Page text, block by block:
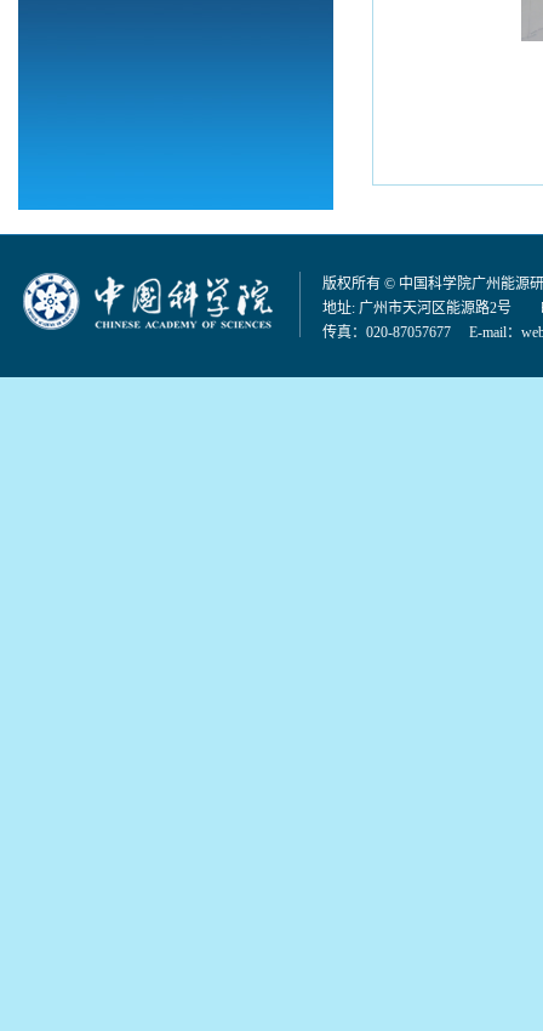
版权所有 © 中国科学院广州能源
地址: 广州市天河区能源路2号
传真：020-87057677 E-mail：